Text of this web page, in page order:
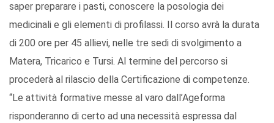
saper preparare i pasti, conoscere la posologia dei
medicinali e gli elementi di profilassi. Il corso avrà la durata
di 200 ore per 45 allievi, nelle tre sedi di svolgimento a
Matera, Tricarico e Tursi. Al termine del percorso si
procederà al rilascio della Certificazione di competenze.
“Le attività formative messe al varo dall’Ageforma
risponderanno di certo ad una necessità espressa dal